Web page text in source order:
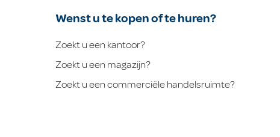
Wenst u te kopen of te huren?
Zoekt u een kantoor?
Zoekt u een magazijn?
Zoekt u een commerciële handelsruimte?